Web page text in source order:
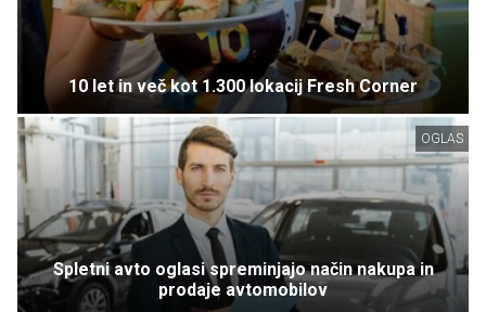
10 let in več kot 1.300 lokacij Fresh Corner
OGLAS
Spletni avto oglasi spreminjajo način nakupa in
prodaje avtomobilov